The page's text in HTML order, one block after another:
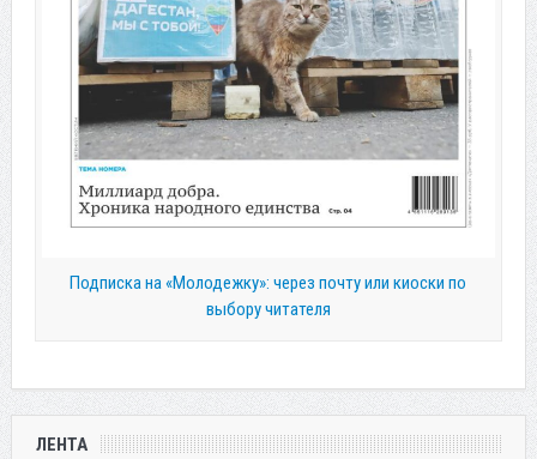
Подписка на «Молодежку»: через почту или киоски по
выбору читателя
ЛЕНТА